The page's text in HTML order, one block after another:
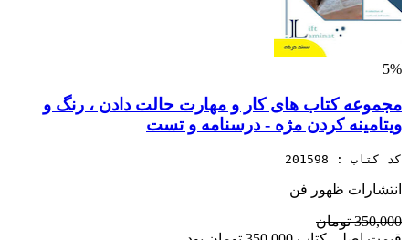
5%
مجموعه کتاب های کار و مهارت حالت دادن ، رنگ و
ویتامینه کردن مژه - درسنامه و تست
کد کتاب : 201598
انتشارات ظهور فن
350,000 تومان